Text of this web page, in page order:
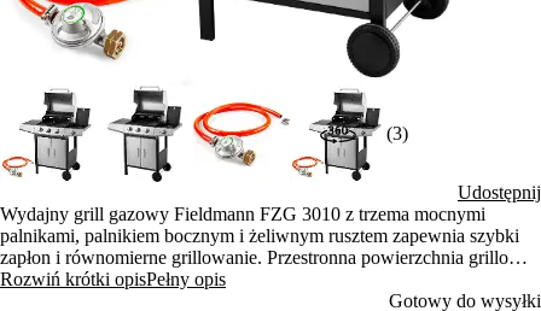
(3)
Udostępnij
Wydajny grill gazowy Fieldmann FZG 3010 z trzema mocnymi
palnikami, palnikiem bocznym i żeliwnym rusztem zapewnia szybki
zapłon i równomierne grillowanie. Przestronna powierzchnia grillowa
o długości od 60 × 42 cm jest idealna na imprezy rodzinne i
sąsiedzkie. Solidna konstrukcja z kółkami i miejscem do
Rozwiń krótki opisPełny opis
Gotowy do wysyłki